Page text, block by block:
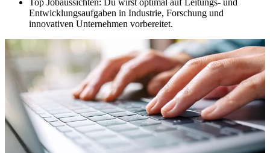
Top Jobaussichten: Du wirst optimal auf Leitungs- und
Entwicklungsaufgaben in Industrie, Forschung und
innovativen Unternehmen vorbereitet.